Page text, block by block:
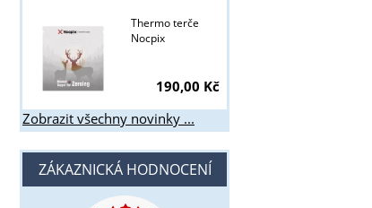
Thermo terče
Nocpix
190,00 Kč
Zobrazit všechny novinky ...
ZÁKAZNICKÁ HODNOCENÍ